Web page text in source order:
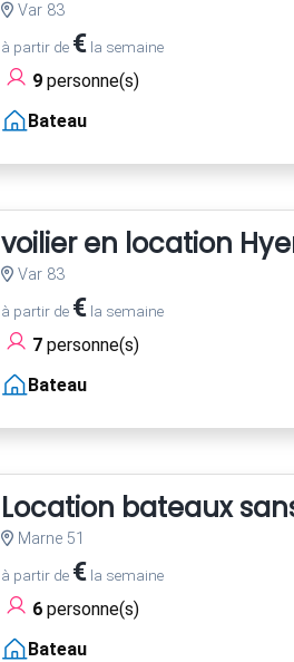
Var 83
à partir de €la semaine
9personne(s)
Bateau
voilier en location
Var 83
à partir de €la semaine
7personne(s)
Bateau
Location bateaux
Marne 51
à partir de €la semaine
6personne(s)
Bateau